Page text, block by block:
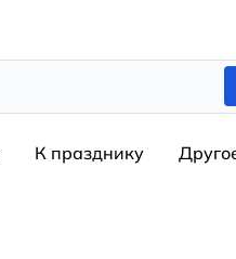
К празднику